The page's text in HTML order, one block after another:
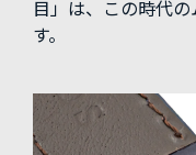
目」は、この時代
す。